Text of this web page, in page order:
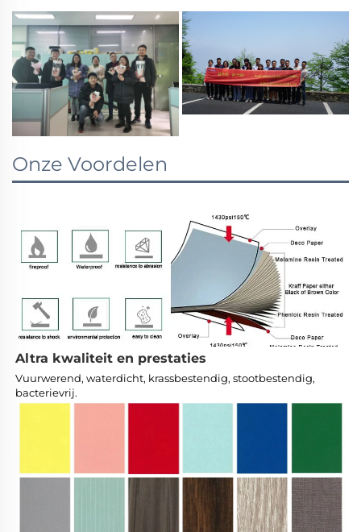
Onze Voordelen
Altra kwaliteit en prestaties
Vuurwerend, waterdicht, krassbestendig, stootbestendig,
bacterievrij.